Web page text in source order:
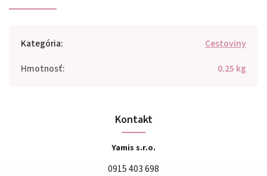
Kategória:
Cestoviny
Hmotnosť: 0.25 kg
Kontakt
Yamis s.r.o.
0915 403 698